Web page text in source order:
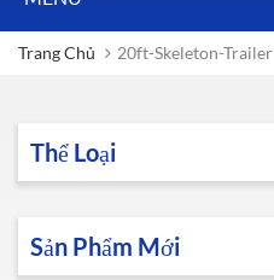
Trang Chủ 20ft-Skeleton-Trailer
Thể Loại
Sản Phẩm Mới